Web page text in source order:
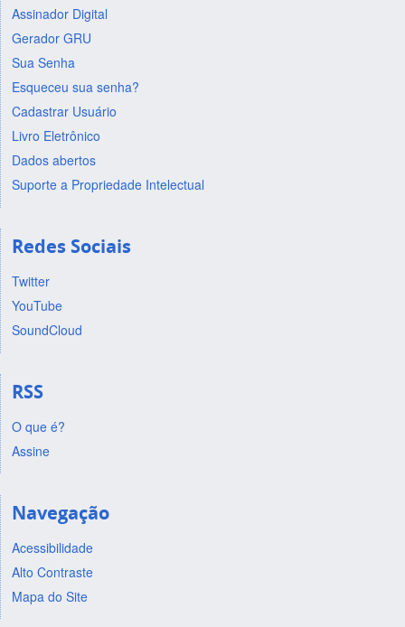
Assinador Digital
Gerador GRU
Sua Senha
Esqueceu sua senha?
Cadastrar Usuário
Livro Eletrônico
Dados abertos
Suporte a Propriedade Intelectual
Redes Sociais
Twitter
YouTube
SoundCloud
RSS
O que é?
Assine
Navegação
Acessibilidade
Alto Contraste
Mapa do Site